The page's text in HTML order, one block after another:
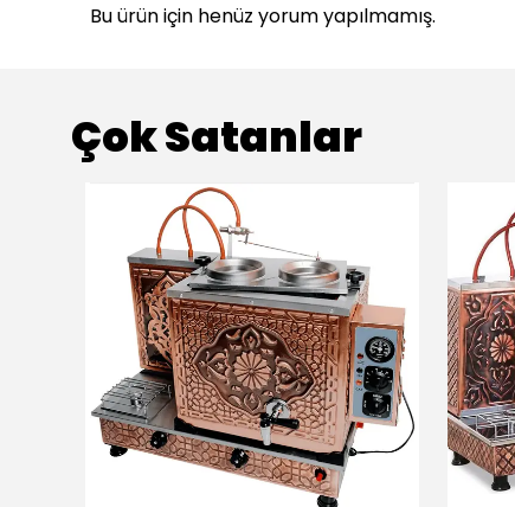
Bu ürün için henüz yorum yapılmamış.
Çok Satanlar